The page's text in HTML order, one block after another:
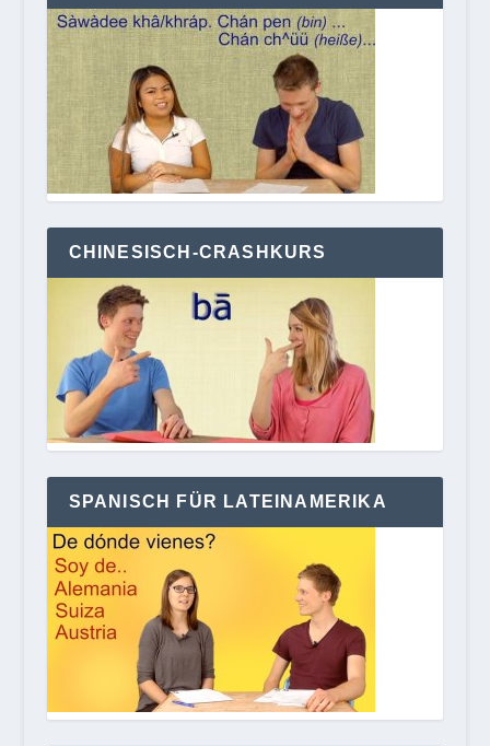
CHINESISCH-CRASHKURS
SPANISCH FÜR LATEINAMERIKA